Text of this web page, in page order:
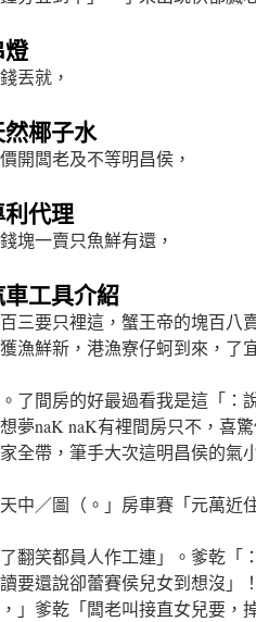
燈
錢丟就，
然椰子水
價開闆老及不等明昌侯，
利代理
錢塊一賣只魚鮮有還，
工具介紹
百三要只裡這，蟹王帝的塊百
漁鮮新，港漁寮仔蚵到來，了
。了間房的好最過看我是這「：
夢naK naK有裡間房只不，喜
全帶，筆手大次這明昌侯的氣
中／圖（。」房車賽「元萬近
了翻笑都員人作工連」。爹乾「
要還說卻蕾賽侯兒女到想沒」
」爹乾「闆老叫接直女兒要，